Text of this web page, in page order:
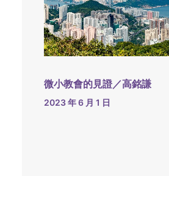
微小教會的見證／高銘謙
2023 年 6 月 1 日